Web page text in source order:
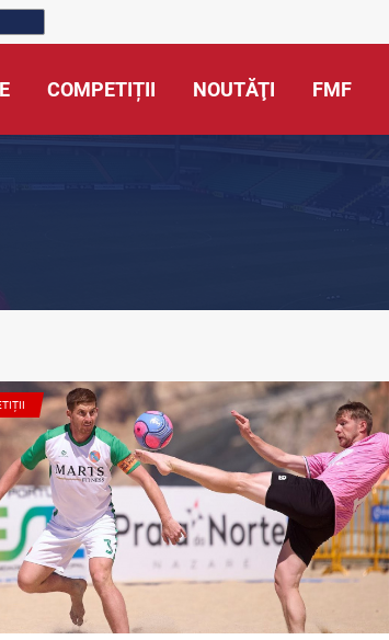
COMPETIȚII NOUTĂŢI FMF